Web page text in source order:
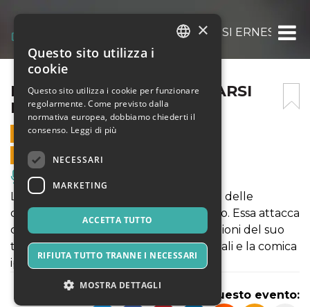
L’IMPORTANZA DI CHIAMARSI ERNEST
L’IMPORTANZA DI CHIAMARSI
ERNEST
21 MARZO 2025 - 21:15
VENDITE ONLINE TERMINATE
Musica, Eventi Live, Club
L’importanza di chiamarsi Ernest è una delle
commedie più rappresentate al mondo. Essa attacca
con stile e irresistibile ironia le convenzioni del suo
tempo, la stupidità delle etichette sociali e la comica
ipocrisia dell’alta società vittoriana.
Condividi questo evento:
×
Questo sito utilizza i
cookie
Questo sito utilizza i cookie per funzionare
regolarmente. Come previsto dalla
normativa europea, dobbiamo chiederti il
consenso. Leggi di più
NECESSARI
MARKETING
ACCETTA TUTTO
RIFIUTA TUTTO TRANNE I NECESSARI
MOSTRA DETTAGLI